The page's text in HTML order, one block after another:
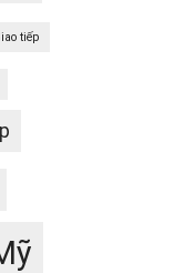
tiếp